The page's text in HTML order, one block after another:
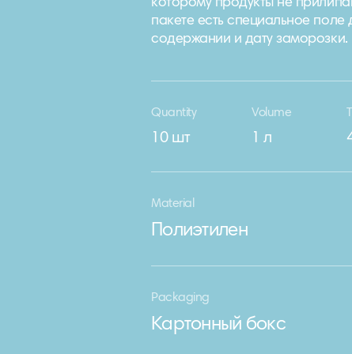
которому продукты не
пакете есть специальное
содержании и дату заморозки.
Quantity
10 шт
Volume
1 л
Material
Полиэтилен
Packaging
Картонный бокс